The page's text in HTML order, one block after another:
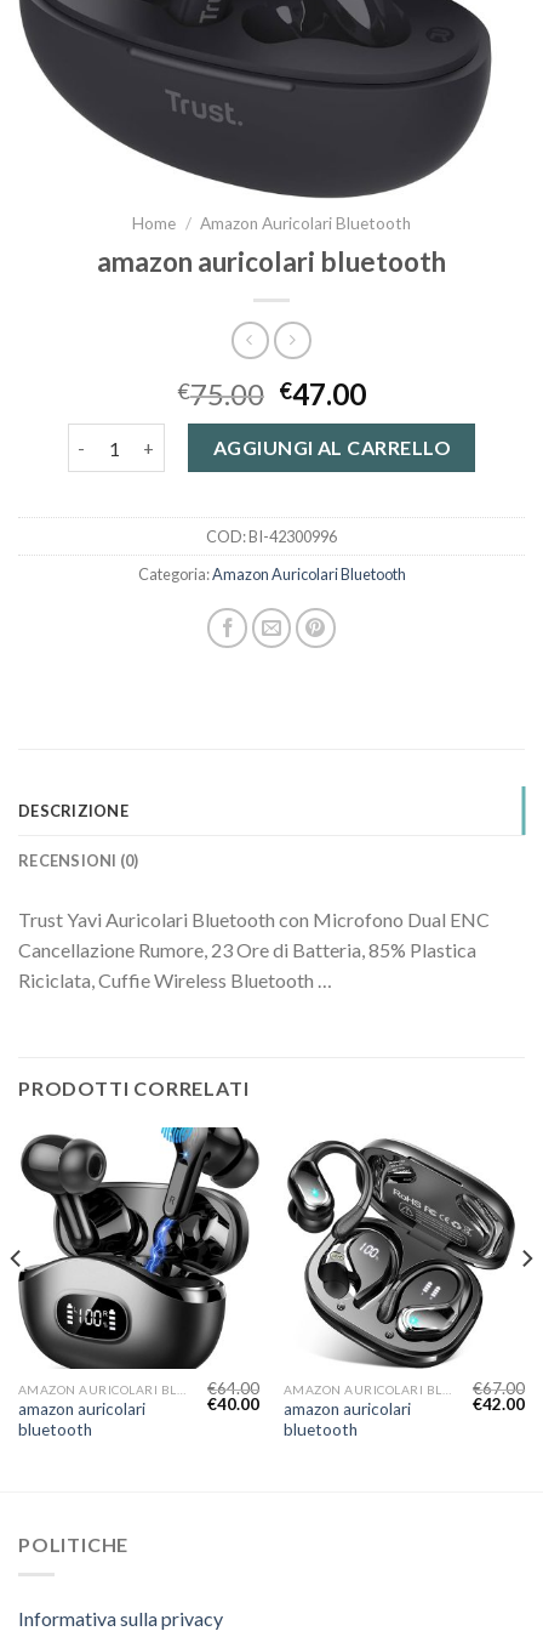
Home / Amazon Auricolari Bluetooth
amazon auricolari bluetooth
€75.00 €47.00
AGGIUNGI AL CARRELLO
COD:BI-42300996
Categoria:Amazon Auricolari Bluetooth
DESCRIZIONE
RECENSIONI (0)
Trust Yavi Auricolari Bluetooth con Microfono Dual ENC
Cancellazione Rumore, 23 Ore di Batteria, 85% Plastica
Riciclata, Cuffie Wireless Bluetooth …
PRODOTTI CORRELATI
amazon auricolari
bluetooth
€64.00
€40.00
amazon auricolari
bluetooth
€67.00
€42.00
POLITICHE
Informativa sulla privacy